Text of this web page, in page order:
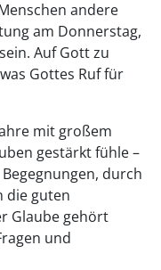
andere
am Donnerstag,
Auf Gott zu
Gottes Ruf für
mit großem
gestärkt fühle –
durch
die guten
Glaube gehört
und